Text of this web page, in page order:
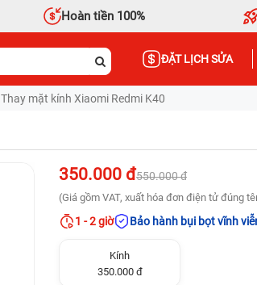
Hoàn tiền 100%
ĐẶT LỊCH SỬA
Thay mặt kính Xiaomi Redmi K40
350.000 đ550.000 đ
(Giá gồm VAT, xuất hóa đơn điện tử đúng
1 - 2 giờ Bảo hành bụi bọt vĩnh
Kính
350.000 đ